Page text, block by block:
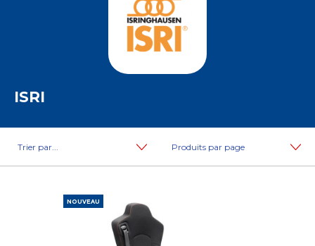
ISRI
NOUVEAU